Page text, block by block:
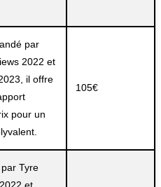
par
2022 et
il offre
pour un
105€
Tyre